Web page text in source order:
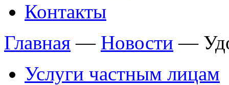
Контакты
Главная — Новости —
Услуги частным лицам